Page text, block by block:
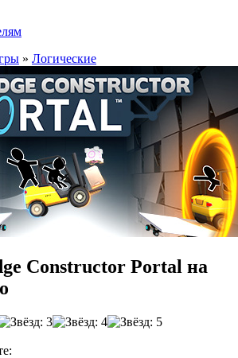
» Логические
Constructor Portal на